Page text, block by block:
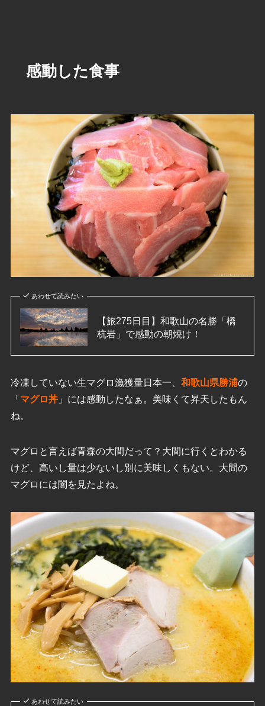
感動した食事
あわせて読みたい
【旅275日目】和歌山の名勝「橋
杭岩」で感動の朝焼け！
冷凍していない生マグロ漁獲量日本一、 和歌山県勝浦の
「 マグロ丼」には感動したなぁ。美味くて昇天したもん
ね。
マグロと言えば青森の大間だって？大間に行くとわかる
けど、高いし量は少ないし別に美味しくもない。大間の
マグロには闇を見たよね。
あわせて読みたい